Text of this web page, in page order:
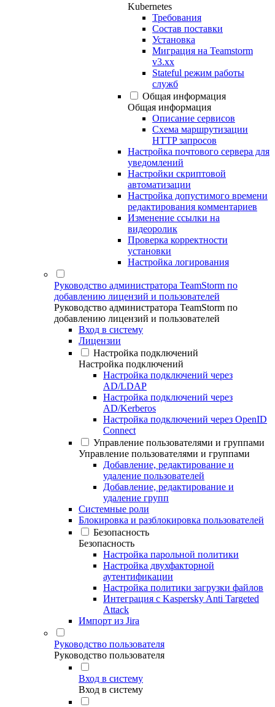
Kubernetes
Требования
Состав поставки
Установка
Миграция на Teamstorm
v3.xx
Stateful режим работы
служб
Общая информация
Общая информация
Описание сервисов
Схема маршрутизации
HTTP запросов
Настройка почтового сервера для
уведомлений
Настройки скриптовой
автоматизации
Настройка допустимого времени
редактирования комментариев
Изменение ссылки на
видеоролик
Проверка корректности
установки
Настройка логирования
Руководство администратора TeamStorm по
добавлению лицензий и пользователей
Руководство администратора TeamStorm по
добавлению лицензий и пользователей
Вход в систему
Лицензии
Настройка подключений
Настройка подключений
Настройка подключений через
AD/LDAP
Настройка подключений через
AD/Kerberos
Настройка подключений через OpenID
Connect
Управление пользователями и группами
Управление пользователями и группами
Добавление, редактирование и
удаление пользователей
Добавление, редактирование и
удаление групп
Системные роли
Блокировка и разблокировка пользователей
Безопасность
Безопасность
Настройка парольной политики
Настройка двухфакторной
аутентификации
Настройка политики загрузки файлов
Интеграция с Kaspersky Anti Targeted
Attack
Импорт из Jira
Руководство пользователя
Руководство пользователя
Вход в систему
Вход в систему